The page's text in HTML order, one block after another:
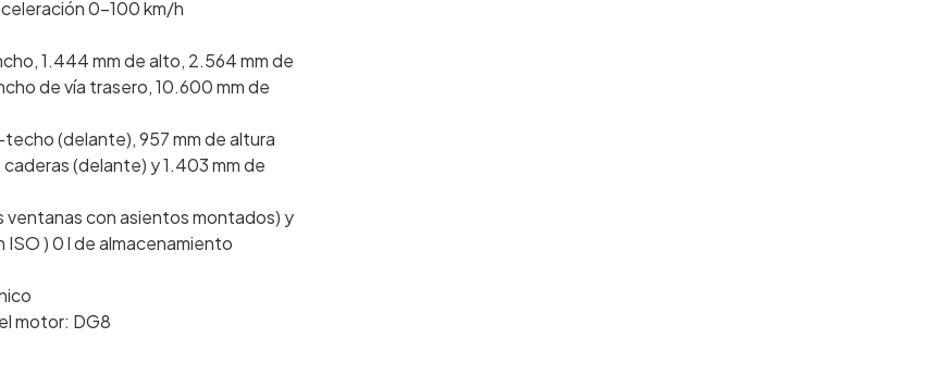
0-100 km/h
1.444 mm de alto, 2.564 mm de
de vía trasero, 10.600 mm de
(delante), 957 mm de altura
(delante) y 1.403 mm de
con asientos montados) y
) 0 l de almacenamiento
motor: DG8